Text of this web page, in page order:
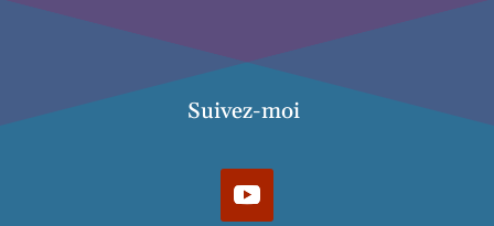
Suivez-moi